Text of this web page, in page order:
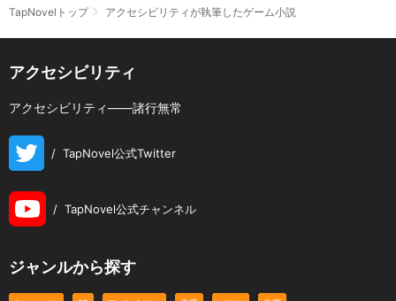
TapNovelトップ アクセシビリティが執筆したゲーム小説
アクセシビリティ
アクセシビリティ――諸行無常
/ TapNovel公式Twitter
/ TapNovel公式チャンネル
ジャンルから探す